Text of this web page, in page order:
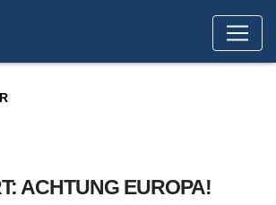
ACHTUNG EUROPA!